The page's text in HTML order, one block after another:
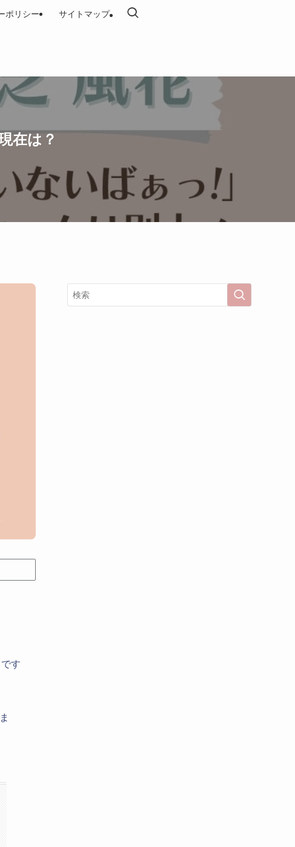
ポリシー サイトマップ
在は？
す